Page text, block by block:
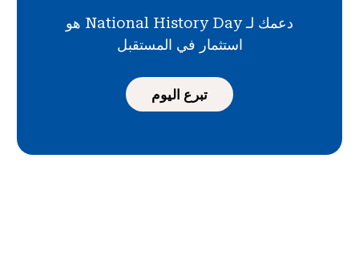
دعمك لـ National History Day هو
استثمار في المستقبل
تبرع اليوم